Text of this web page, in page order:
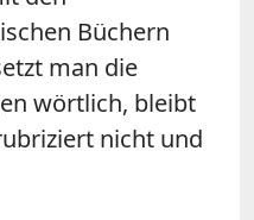
Büchern
man die
wörtlich, bleibt
nicht und